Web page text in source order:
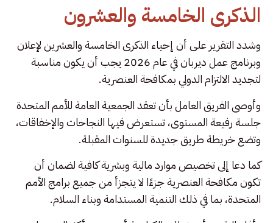
الذكرى الخامسة والعشرون
وشدد التقرير على أن إحياء الذكرى الخامسة والعشرين لإعلان
وبرنامج عمل ديربان في عام 2026 يجب أن يكون مناسبة
لتجديد الالتزام الدولي بمكافحة العنصرية.
وأوصى الفريق العامل بأن تعقد الجمعية العامة للأمم المتحدة
جلسة رفيعة المستوى، تستعرض فيها النجاحات والإخفاقات،
وتضع خريطة طريق جديدة للسنوات المقبلة.
كما دعا إلى تخصيص موارد مالية وبشرية كافية لضمان أن
تكون مكافحة العنصرية جزءًا لا يتجزأ من جميع برامج الأمم
المتحدة، بما في ذلك التنمية المستدامة وبناء السلام.